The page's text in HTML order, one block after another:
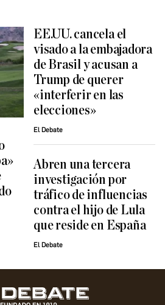
EE.UU. cancela el
visado a la embajadora
de Brasil y acusan a
Trump de querer
«interferir en las
elecciones»
El Debate
Abren una tercera
investigación por
tráfico de influencias
contra el hijo de Lula
que reside en España
El Debate